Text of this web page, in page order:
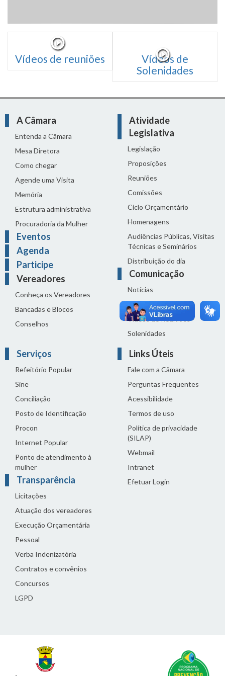
Vídeos de reuniões
Vídeos de
Solenidades
A Câmara
Entenda a Câmara
Mesa Diretora
Como chegar
Agende uma Visita
Memória
Estrutura administrativa
Procuradoria da Mulher
Eventos
Agenda
Participe
Vereadores
Conheça os Vereadores
Bancadas e Blocos
Conselhos
Atividade
Legislativa
Legislação
Proposições
Reuniões
Comissões
Ciclo Orçamentário
Homenagens
Audiências Públicas, Visitas
Técnicas e Seminários
Distribuição do dia
Comunicação
Notícias
Sala de Imprensa
Vídeos de Reuniões
Solenidades
Serviços
Refeitório Popular
Sine
Conciliação
Posto de Identificação
Procon
Internet Popular
Ponto de atendimento à
mulher
Transparência
Licitações
Atuação dos vereadores
Execução Orçamentária
Pessoal
Verba Indenizatória
Contratos e convênios
Concursos
LGPD
Links Úteis
Fale com a Câmara
Perguntas Frequentes
Acessibilidade
Termos de uso
Política de privacidade
(SILAP)
Webmail
Intranet
Efetuar Login